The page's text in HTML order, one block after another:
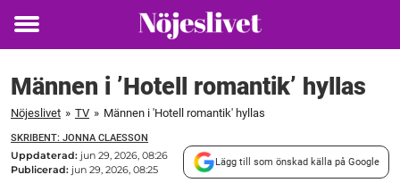
Toggle
Männen i ’Hotell romantik’ hyllas
Nöjeslivet » TV » Männen i 'Hotell romantik' hyllas
SKRIBENT: JONNA CLAESSON
Uppdaterad: jun 29, 2026, 08:26
Publicerad: jun 29, 2026, 08:25
Lägg till som önskad källa på Google